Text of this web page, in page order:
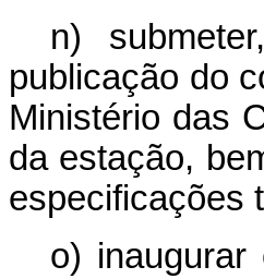
n)
publicação do
Ministério das
da estação,
especificações
o)